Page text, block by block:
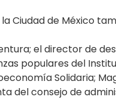
Ciudad de México
el director de
populares del
Solidaria;
del consejo de